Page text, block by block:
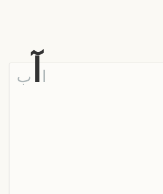
ا ب